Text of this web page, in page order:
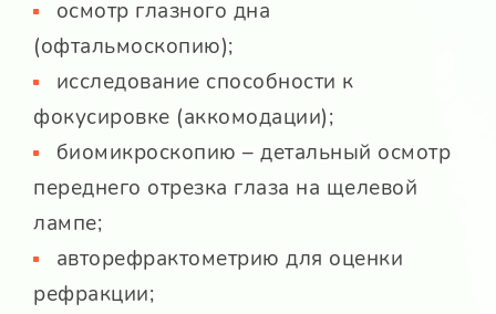
осмотр глазного дна
(офтальмоскопию);
исследование способности к
фокусировке (аккомодации);
биомикроскопию – детальный осмотр
переднего отрезка глаза на щелевой
лампе;
авторефрактометрию для оценки
рефракции;